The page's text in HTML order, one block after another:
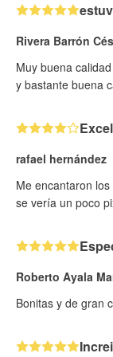
Rivera Barrón
Muy buena
y bastante buena
rafael hernández
Me encantaron
se vería un poco
Roberto Ayala
Bonitas y de gran